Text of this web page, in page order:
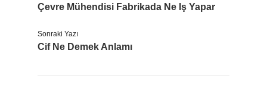
Çevre Mühendisi Fabrikada Ne Iş Yapar
Sonraki Yazı
Cif Ne Demek Anlamı